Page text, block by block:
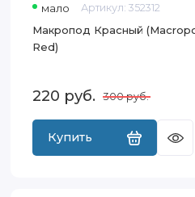
мало Артикул: 352312
Макропод Красный
Red)
220 руб. 300руб.
Купить